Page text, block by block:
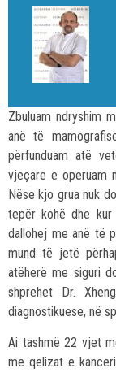
Zbuluam ndryshim
anë të
përfunduam atë
vjeçare e operuam
Nëse kjo grua nuk
tepër kohë dhe
dallohej me anë të
mund të jetë
atëherë me siguri
shprehet Dr.
diagnostikuese, në
Ai tashmë 22 vjet
me qelizat e